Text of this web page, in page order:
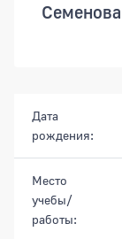
Дата
рождения:
Место
учебы/
работы: